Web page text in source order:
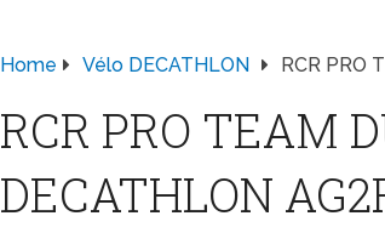
Home Vélo DECATHLON RCR PRO
RCR PRO TEAM
DECATHLON